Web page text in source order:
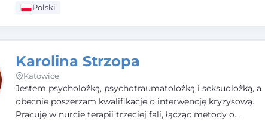
Polskiego Towarzystwa Psychologicznego, a także jestem
Polski
Karolina Strzopa
Katowice
Jestem psycholożką, psychotraumatolożką i seksuolożką, a
obecnie poszerzam kwalifikacje o interwencję kryzysową.
Pracuję w nurcie terapii trzeciej fali, łącząc metody o